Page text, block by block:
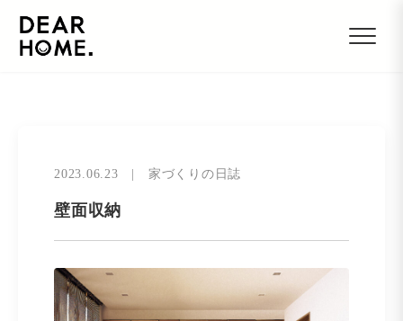
2023.06.23 家づくりの日誌
壁面収納